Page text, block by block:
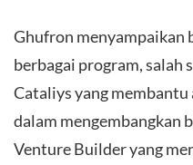
Ghufron menyampaikan
berbagai program, salah
Cataliys yang membantu
dalam mengembangkan
Venture Builder yang